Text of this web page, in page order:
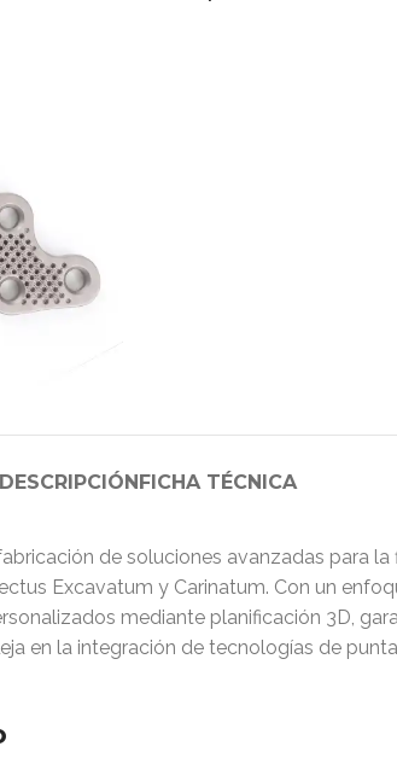
DESCRIPCIÓNFICHA TÉCNICA
de soluciones avanzadas para
Excavatum y Carinatum. Con un
mediante planificación 3D,
en la integración de tecnologías de